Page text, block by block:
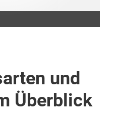
und
Überblick